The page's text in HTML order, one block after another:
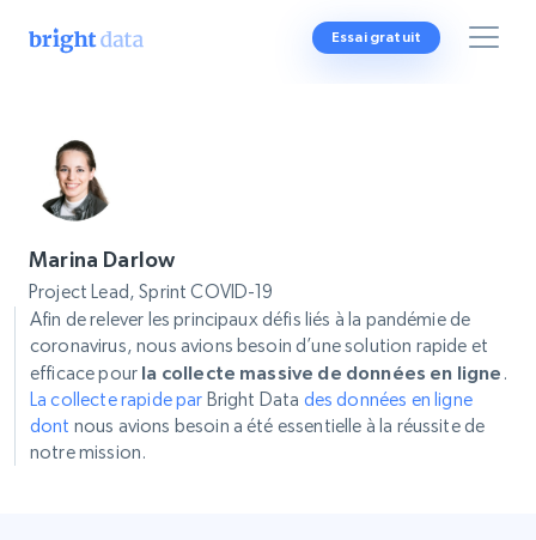
Essai gratuit
Marina Darlow
Project Lead, Sprint COVID-19
Afin de relever les principaux défis liés à la pandémie de
coronavirus, nous avions besoin d’une solution rapide et
efficace pour la collecte massive de données en ligne .
La collecte rapide par Bright Data des données en ligne
dont nous avions besoin a été essentielle à la réussite de
notre mission.